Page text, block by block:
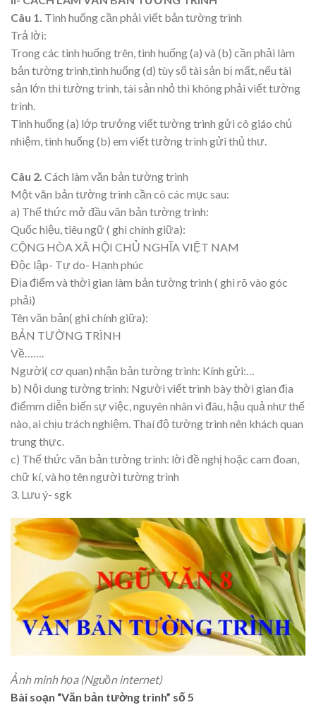
Câu 1. Tình huống cần phải viết bản tường trình
Trả lời:
Trong các tình huống trên, tình huống (a) và (b) cần phải làm
bản tường trình,tình huống (d) tùy số tài sản bị mất, nếu tài
sản lớn thì tường trình, tài sản nhỏ thì không phải viết tường
trình.
Tinh huống (a) lớp trưởng viết tường trình gửi cô giáo chủ
nhiệm, tình huống (b) em viết tường trình gửi thủ thư.
Câu 2. Cách làm văn bản tường trình
Một văn bản tường trình cần cõ các mục sau:
a) Thể thức mở đầu văn bản tường trình:
Quốc hiệu, tiêu ngữ ( ghi chính giữa):
CỘNG HÒA XÃ HỘI CHỦ NGHĨA VIỆT NAM
Độc lập- Tự do- Hạnh phúc
Địa điểm và thời gian làm bản tường trình ( ghi rõ vào góc
phải)
Tên văn bản( ghi chính giữa):
BẢN TƯỜNG TRÌNH
Về…….
Người( cơ quan) nhận bản tường trình: Kính gửi:…
b) Nội dung tường trình: Người viết trình bày thời gian địa
điểmm diễn biến sự việc, nguyên nhân vì đâu, hậu quả như thế
nào, ai chịu trách nghiệm. Thaí độ tường trình nên khách quan
trung thực.
c) Thể thức văn bản tường trình: lời đề nghị hoặc cam đoan,
chữ kí, và họ tên người tường trình
3. Lưu ý- sgk
Ảnh minh họa (Nguồn internet)
Bài soạn “Văn bản tường trình” số 5